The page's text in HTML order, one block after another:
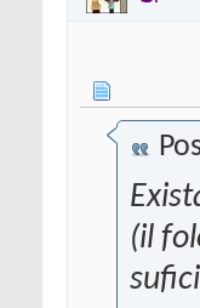
(il